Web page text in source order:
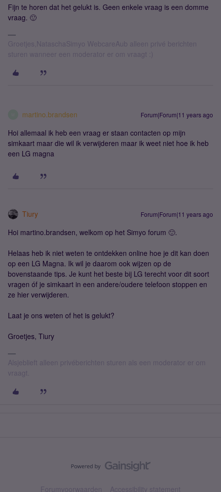
Fijn te horen dat het gelukt is. Geen enkele vraag is een domme
vraag. 🙂
Groetjes,NataschaSimyo WebcareAub alleen privé berichten
sturen wanneer een moderator er om vraagt :)
martino.brandsen Forum|Forum|11 years ago
Hoi allemaal ik heb een vraag er staan contacten op mijn
simkaart maar die wil ik verwijderen maar ik weet niet hoe ik heb
een LG magna
Tiury Forum|Forum|11 years ago
Hoi martino.brandsen, welkom op het Simyo forum 🙂.
Helaas heb ik niet weten te ontdekken online hoe je dit kan doen
op een LG Magna. Ik wil je daarom ook wijzen op de
bovenstaande tips. Je kunt het beste bij LG terecht voor dit soort
vragen óf je simkaart in een andere/oudere telefoon stoppen en
ze hier verwijderen.
Laat je ons weten of het is gelukt?
Groetjes, Tiury
Alsjeblieft alleen privéberichten sturen als een moderator er om
vraagt.
Forumvoorwaarden Accessibility statement